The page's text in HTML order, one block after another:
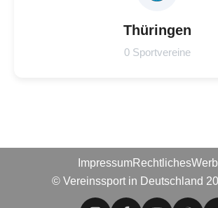
Thüringen
0 Sportvereine
ImpressumRechtliches
© Vereinssport in Deutschland